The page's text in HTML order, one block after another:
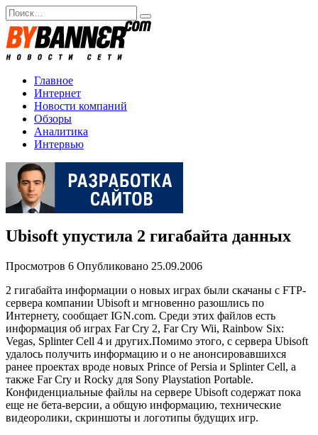
Перейти
к
содержанию
Search
for:
Главное
Интернет
Новости компаний
Обзоры
Аналитика
Интервью
Ubisoft упустила 2 гигабайта данных
Просмотров 6 Опубликовано 25.09.2006
2 гигабайта информации о новых играх были скачаны с FTP-
сервера компании Ubisoft и мгновенно разошлись по
Интернету, сообщает IGN.com. Среди этих файлов есть
информация об играх Far Cry 2, Far Cry Wii, Rainbow Six:
Vegas, Splinter Cell 4 и других.Помимо этого, с сервера Ubisoft
удалось получить информацию и о не анонсировавшихся
ранее проектах вроде новых Prince of Persia и Splinter Cell, а
также Far Cry и Rocky для Sony Playstation Portable.
Конфиденциальные файлы на сервере Ubisoft содержат пока
еще не бета-версии, а общую информацию, технические
видеоролики, скриншоты и логотипы будущих игр.